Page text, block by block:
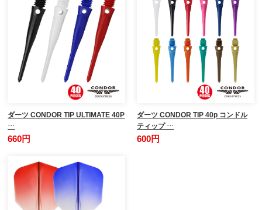
ダーツ CONDOR TIP ULTIMATE 40P
…
660円
ダーツ CONDOR TIP 40p コンドル
ティップ …
600円